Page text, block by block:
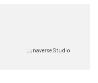
Lunaverse Studio